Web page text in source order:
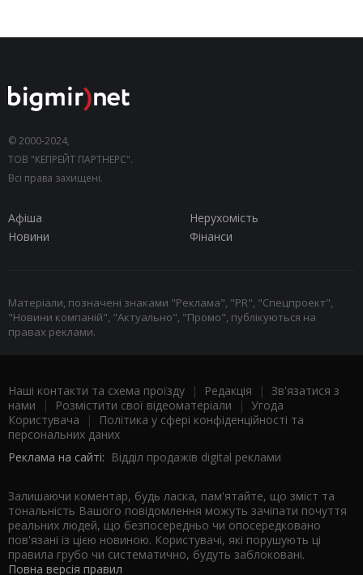
© 2000-2024,
ТОВ "КЕПРЕЙТ ПАРТНЕРС".
Всі права захищені.
Афіша
Нерухомість
Новини
Фінанси
Матеріали, позначені знаками "Реклама", "PR", "Спецпроект",
"Новини компаній", "Актуально", "Промо", публікуються на
правах реклами.
Наші контакти та схема проїзду | Редакція | Зв'язатися з
нами | Розмістити свої відеоматеріали | Угода
Користувача |
Політика у сфері конфіденційності та
персональних даних
Реклама на сайті: Відділ продажів digital реклами
Залишаючи коментар, будь ласка, пам'ятайте, що зміст та
тональність Вашого повідомлення можуть зачіпати почуття
реальних людей, що безпосередньо чи опосередковано
пов'язані із цією новиною. Користувачі, які порушують ці
правила грубо чи систематично, будуть заблоковані.
Повна версія правил